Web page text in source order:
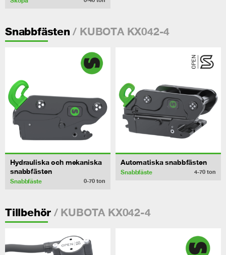
Snabbfästen / KUBOTA KX042-4
Hydrauliska och mekaniska
snabbfästen
Snabbfäste 0-70 ton
Automatiska snabbfästen
Snabbfäste 4-70 ton
Tillbehör / KUBOTA KX042-4